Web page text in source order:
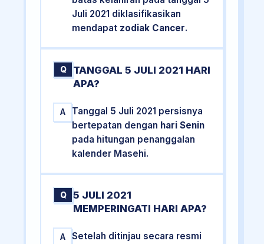
Juli 2021 diklasifikasikan
mendapat zodiak Cancer.
Q
TANGGAL 5 JULI 2021 HARI
APA?
A
Tanggal 5 Juli 2021 persisnya
bertepatan dengan hari Senin
pada hitungan penanggalan
kalender Masehi.
Q
5 JULI 2021
MEMPERINGATI HARI APA?
A
Setelah ditinjau secara resmi